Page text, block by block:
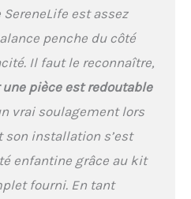
est assez
penche du côté
Il faut le reconnaître,
pièce est redoutable
vrai soulagement lors
son installation s’est
enfantine grâce au kit
fourni. En tant